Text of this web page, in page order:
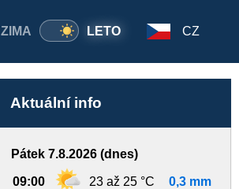
ZIMA LETO CZ
Aktuální info
Pátek 7.8.2026 (dnes)
09:00 23 až 25 °C 0,3 mm